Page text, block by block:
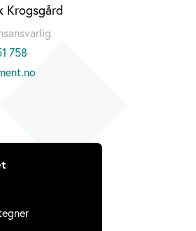
Krogsgård
758